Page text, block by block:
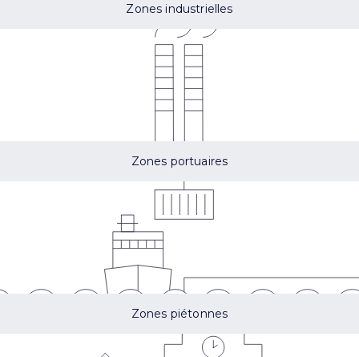
Zones industrielles
Zones portuaires
Zones piétonnes